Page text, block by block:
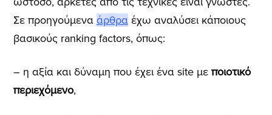
Σε προηγούμενα άρθραέχω αναλύσει κάποιους
βασικούς ranking factors, όπως:
– η αξία και δύναμη που έχει ένα site με ποιοτικό
περιεχόμενο,